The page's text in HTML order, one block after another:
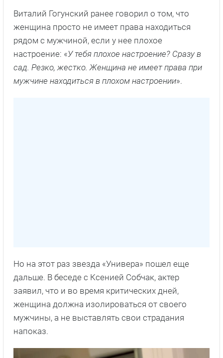
Виталий Гогунский ранее говорил о том, что
женщина просто не имеет права находиться
рядом с мужчиной, если у нее плохое
настроение: «У тебя плохое настроение? Сразу в
сад. Резко, жестко. Женщина не имеет права при
мужчине находиться в плохом настроении».
Но на этот раз звезда «Универа» пошел еще
дальше. В беседе с Ксенией Собчак, актер
заявил, что и во время критических дней,
женщина должна изолироваться от своего
мужчины, а не выставлять свои страдания
напоказ.